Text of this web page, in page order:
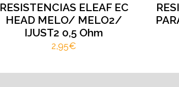
RESISTENCIAS ELEAF EC
HEAD MELO/ MELO2/
IJUST2 0,5 Ohm
2,95€